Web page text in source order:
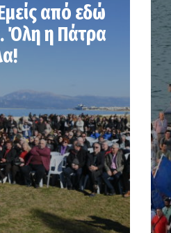
από εδώ
Όλη η Πάτρα